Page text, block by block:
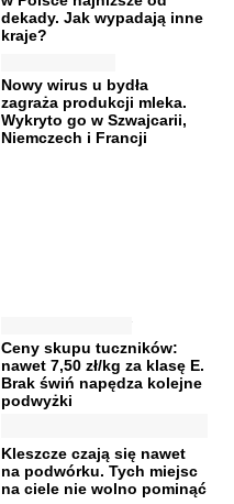
dekady. Jak wypadają inne
kraje?
Nowy wirus u bydła
zagraża produkcji mleka.
Wykryto go w Szwajcarii,
Niemczech i Francji
Ceny skupu tuczników:
nawet 7,50 zł/kg za klasę E.
Brak świń napędza kolejne
podwyżki
Kleszcze czają się nawet
na podwórku. Tych miejsc
na ciele nie wolno pominąć